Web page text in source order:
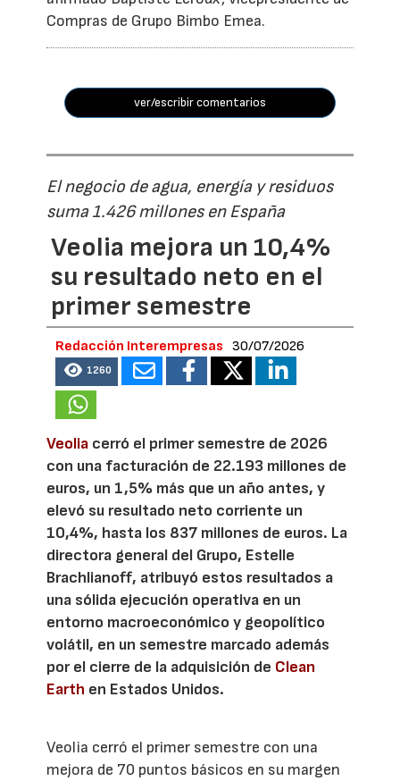
Compras de Grupo Bimbo Emea.
ver/escribir comentarios
El negocio de agua, energía y residuos
suma 1.426 millones en España
Veolia mejora un 10,4%
su resultado neto en el
primer semestre
Redacción Interempresas 30/07/2026
1260
Veolia cerró el primer semestre de 2026
con una facturación de 22.193 millones de
euros, un 1,5% más que un año antes, y
elevó su resultado neto corriente un
10,4%, hasta los 837 millones de euros. La
directora general del Grupo, Estelle
Brachlianoff, atribuyó estos resultados a
una sólida ejecución operativa en un
entorno macroeconómico y geopolítico
volátil, en un semestre marcado además
por el cierre de la adquisición de Clean
Earth en Estados Unidos.
Veolia cerró el primer semestre con una
mejora de 70 puntos básicos en su margen